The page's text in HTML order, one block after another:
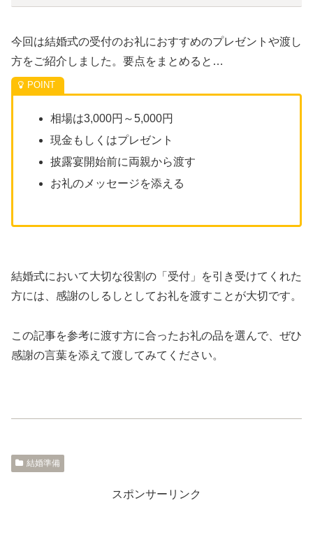
今回は結婚式の受付のお礼におすすめのプレゼントや渡し
方をご紹介しました。要点をまとめると…
相場は3,000円～5,000円
現金もしくはプレゼント
披露宴開始前に両親から渡す
お礼のメッセージを添える
結婚式において大切な役割の「受付」を引き受けてくれた
方には、感謝のしるしとしてお礼を渡すことが大切です。
この記事を参考に渡す方に合ったお礼の品を選んで、ぜひ
感謝の言葉を添えて渡してみてください。
結婚準備
スポンサーリンク